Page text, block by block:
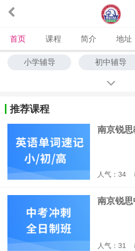
首页 课程 简介 地址
小学辅导 初中辅导
艺考文化课
单词速记
推荐课程
南京锐
人气：34
南京锐
人气：31